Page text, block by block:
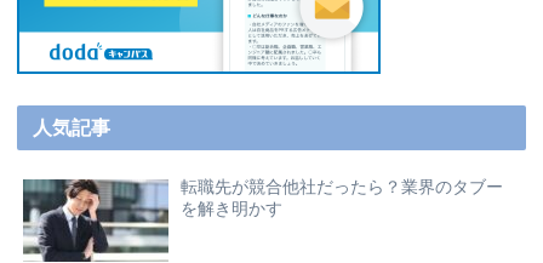
人気記事
転職先が競合他社だったら？業界のタブー
を解き明かす